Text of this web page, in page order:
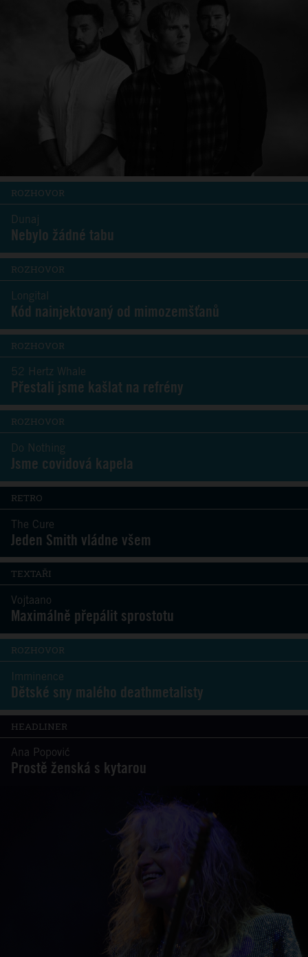
ROZHOVOR
Dunaj
Nebylo žádné tabu
ROZHOVOR
Longital
Kód nainjektovaný od mimozemšťanů
ROZHOVOR
52 Hertz Whale
Přestali jsme kašlat na refrény
ROZHOVOR
Do Nothing
Jsme covidová kapela
RETRO
The Cure
Jeden Smith vládne všem
TEXTAŘI
Vojtaano
Maximálně přepálit sprostotu
ROZHOVOR
Imminence
Dětské sny malého deathmetalisty
HEADLINER
Ana Popović
Prostě ženská s kytarou